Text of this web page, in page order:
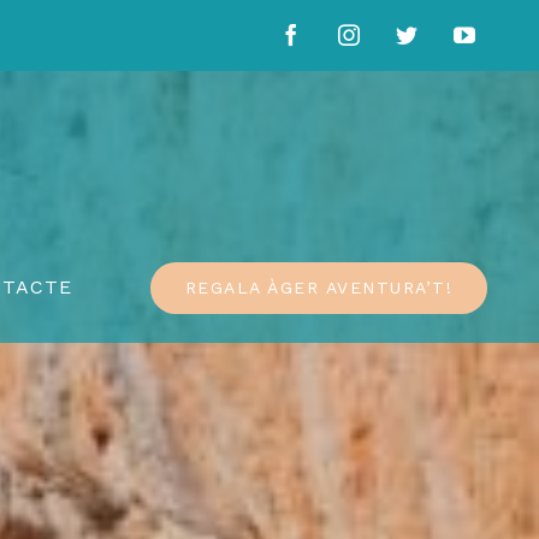
FacebookInstagramTwitter
REGALA ÀGER AVENTURA’T!